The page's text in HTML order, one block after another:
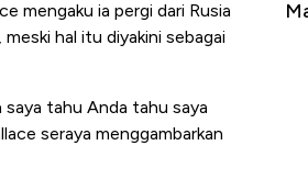
mengaku ia pergi dari Rusia
hal itu diyakini sebagai
tahu Anda tahu saya
seraya menggambarkan
Cuannya Paling Menyala?